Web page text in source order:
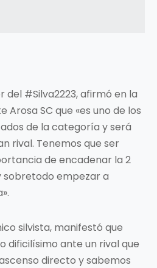
del #Silva2223, afirmó en la
Arosa SC que «es uno de los
de la categoría y será
rival. Tenemos que ser
de encadenar la 2
empezar a
silvista, manifestó que
dificilísimo ante un rival que
directo y sabemos